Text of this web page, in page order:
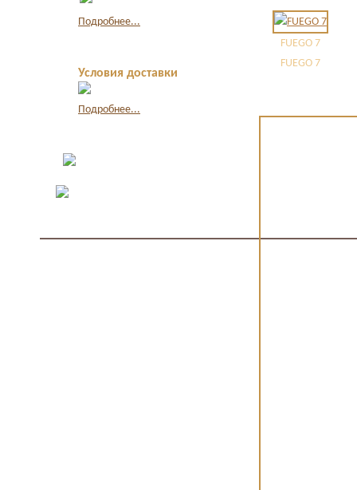
Подробнее...
Условия доставки
Подробнее...
FUEGO 7
FUEGO 7